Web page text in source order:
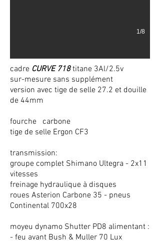
1/8
cadre CURVE 718titane 3Al/2.5v
sur-mesure sans supplément
version avec tige de selle 27.2 et douille
de 44mm
fourche carbone
tige de selle Ergon CF3
transmission:
groupe complet Shimano Ultegra - 2x11
vitesses
freinage hydraulique à disques
roues Asterion Carbone 35 - pneus
Continental 700x28
moyeu dynamo Shutter PD8 alimentant :
- feu avant Bush & Muller 70 Lux